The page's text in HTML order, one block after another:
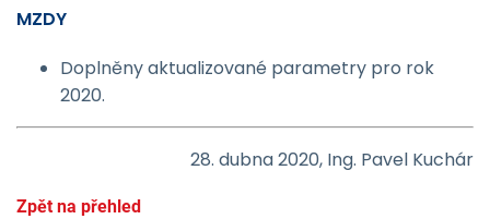
MZDY
Doplněny aktualizované parametry pro rok
2020.
28. dubna 2020, Ing. Pavel Kuchár
Zpět na přehled